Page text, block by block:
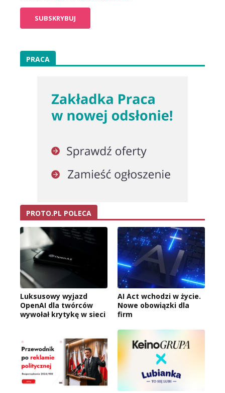
PRACA
PROTO.PL POLECA
Luksusowy wyjazd
OpenAI dla twórców
wywołał krytykę w sieci
AI Act wchodzi w życie.
Nowe obowiązki dla
firm